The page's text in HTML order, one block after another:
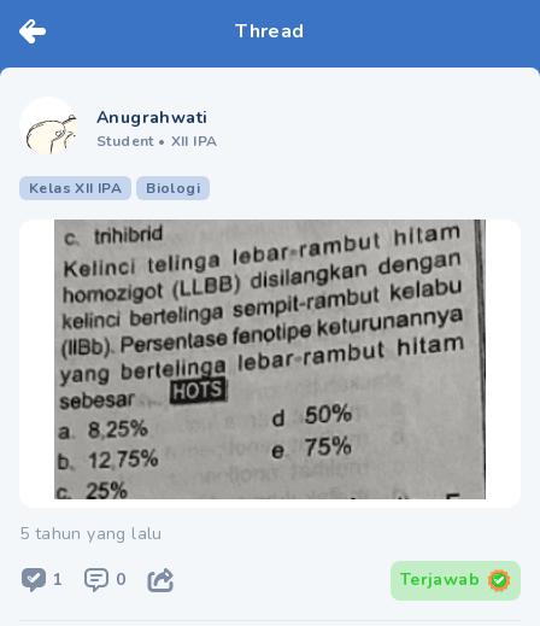
Thread
Anugrahwati
Student • XII IPA
Kelas XII IPA Biologi
5 tahun yang lalu
1 0 Terjawab